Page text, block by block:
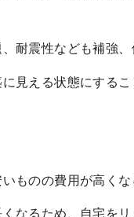
耐震性なども補強
見える状態にする
ものの費用が高くな
なるため、自宅を